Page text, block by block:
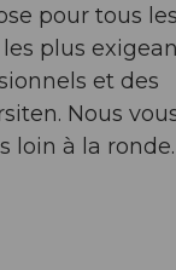
pour tous les
plus
et des
Nous
loin à la ronde.